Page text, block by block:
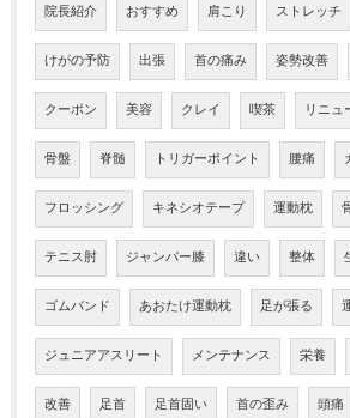
院長紹介 おすすめ 肩こり ストレッチ
けがの予防 出張 首の痛み 姿勢改善
クーポン 美容 クレイ 喫茶 リニュ
骨盤 脊髄 トリガーポイント 腰痛
フロッシング キネシオテープ 運動枕
テニス肘 ジャンパー膝 違い 整体
ゴムバンド あおたけ運動枕 足が張る
ジュニアアスリート メンテナンス 栄養
改善 足首 足首固い 首の歪み 頭痛